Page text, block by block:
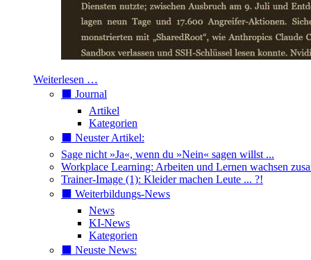
Weiterlesen …
⬛️ Journal
Artikel
Kategorien
⬛️ Neuster Artikel:
Sage nicht »Ja«, wenn du »Nein« sagen willst ...
Workplace Learning: Arbeiten und Lernen wachsen
Trainer-Image (1): Kleider machen Leute ... ?!
⬛️ Weiterbildungs-News
News
KI-News
Kategorien
⬛️ Neuste News: